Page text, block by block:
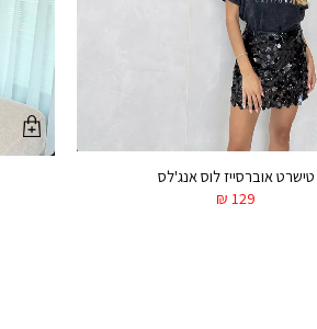
טישרט אוברסייז לוס אנג'לס
₪ 129